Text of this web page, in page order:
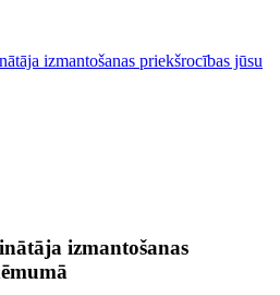
izmantošanas priekšrocības jūsu
izmantošanas